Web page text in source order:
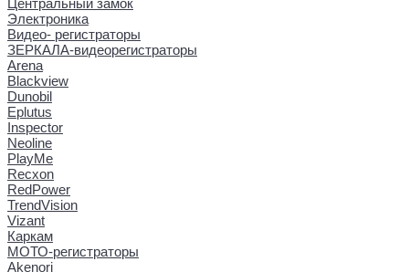
Центральный замок
Электроника
Видео- регистраторы
ЗЕРКАЛА-видеорегистраторы
Arena
Blackview
Dunobil
Eplutus
Inspector
Neoline
PlayMe
Recxon
RedPower
TrendVision
Vizant
Каркам
МОТО-регистраторы
Akenori